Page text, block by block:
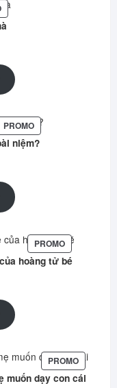
PRODUIT
EN
PROMOTION
actuel
est :
PROMOPRODUIT
EN
PROMOTION
niệm?
actuel
est :
PROMOPRODUIT
EN
PROMOTION
hoàng tử bé
actuel
est :
PROMOPRODUIT
EN
muốn dạy con cái